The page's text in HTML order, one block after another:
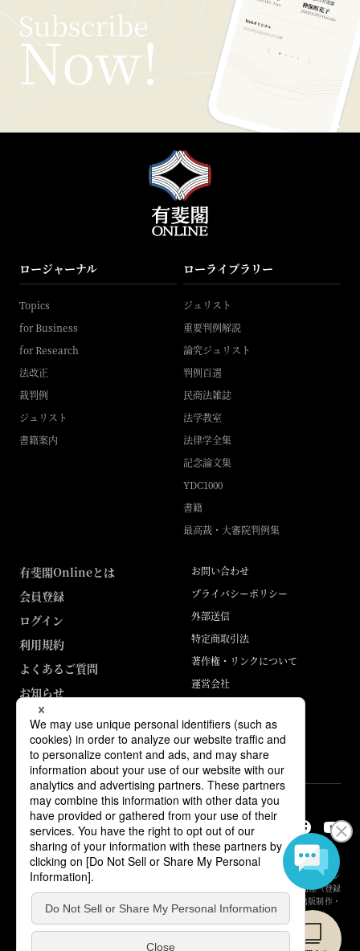
ロージャーナル
Topics
for Business
for Research
法改正
裁判例
ジュリスト
書籍案内
ローライブラリー
ジュリスト
重要判例解説
論究ジュリスト
判例百選
民商法雑誌
法学教室
法律学全集
記念論文集
YDC1000
書籍
最高裁・大審院判例集
有斐閣Onlineとは
会員登録
ログイン
利用規約
よくあるご質問
お知らせ
お問い合わせ
プライバシーポリシー
外部送信
特定商取引法
著作権・リンクについて
運営会社
ABJマークは、この電子書店・電子書籍配信サービスが、著作権者からコン
テンツ使用許諾を得た正規版配信サービスであることを示す登録商標（登録
番号 第6091713号）です。詳しくは［ABJマーク］または［電子出版制作・
流通協議会］で検索してください。